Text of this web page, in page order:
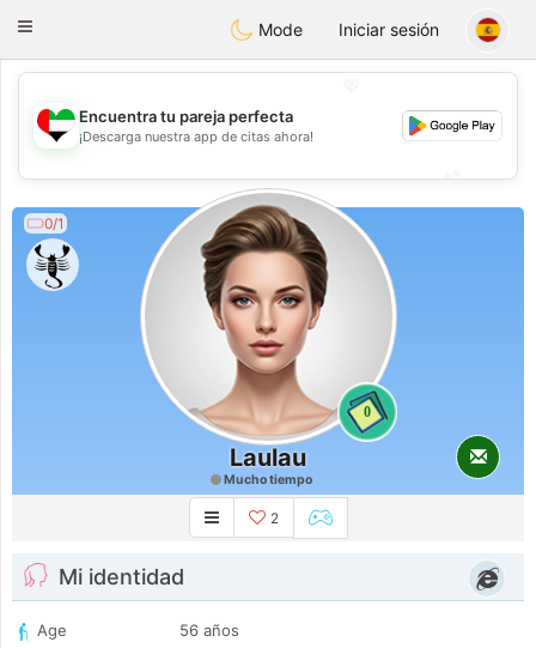
Emirates Chat
Toggle
Mode Iniciar sesión
💖
💕
Encuentra tu pareja perfecta
¡Descarga nuestra app de citas ahora!
0/1
0
Laulau
Mucho tiempo
2
Mi identidad
Age
56 años